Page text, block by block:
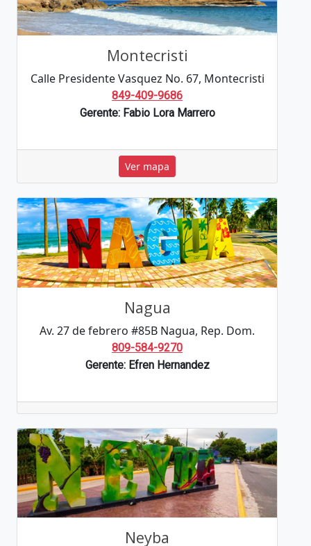
Montecristi
Calle Presidente Vasquez No. 67, Montecristi
849-409-9686
Gerente: Fabio Lora Marrero
Ver mapa
Nagua
Av. 27 de febrero #85B Nagua, Rep. Dom.
809-584-9270
Gerente: Efren Hernandez
Neyba